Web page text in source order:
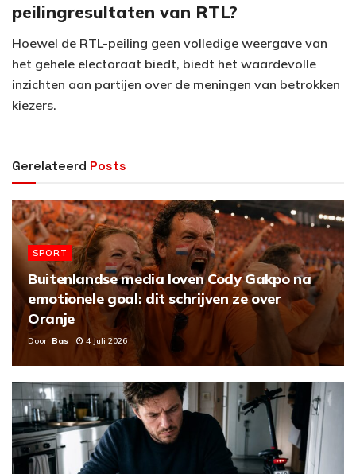
peilingresultaten van RTL?
Hoewel de RTL-peiling geen volledige weergave van
het gehele electoraat biedt, biedt het waardevolle
inzichten aan partijen over de meningen van betrokken
kiezers.
Gerelateerd Posts
SPORT
Buitenlandse media loven Cody Gakpo na
emotionele goal: dit schrijven ze over
Oranje
Door Bas 4 Juli 2026